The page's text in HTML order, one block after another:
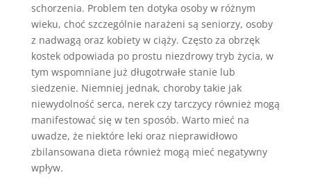
schorzenia. Problem ten dotyka osoby w różnym
wieku, choć szczególnie narażeni są seniorzy, osoby
z nadwagą oraz kobiety w ciąży. Często za obrzęk
kostek odpowiada po prostu niezdrowy tryb życia, w
tym wspomniane już długotrwałe stanie lub
siedzenie. Niemniej jednak, choroby takie jak
niewydolność serca, nerek czy tarczycy również mogą
manifestować się w ten sposób. Warto mieć na
uwadze, że niektóre leki oraz nieprawidłowo
zbilansowana dieta również mogą mieć negatywny
wpływ.